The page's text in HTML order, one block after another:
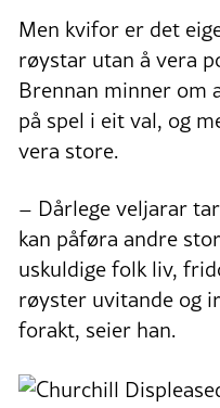
Men kvifor er det
røystar utan å vera
Brennan minner om
på spel i eit val, og
vera store.
– Dårlege veljarar
kan påføra andre
uskuldige folk liv,
røyster uvitande og
forakt, seier han.